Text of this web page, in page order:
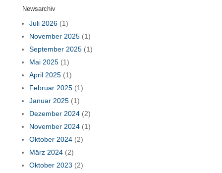
Newsarchiv
Juli 2026(1)
November 2025(1)
September 2025(1)
Mai 2025(1)
April 2025(1)
Februar 2025(1)
Januar 2025(1)
Dezember 2024(2)
November 2024(1)
Oktober 2024(2)
März 2024(2)
Oktober 2023 (2)